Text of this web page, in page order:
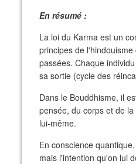
En résumé :
La loi du Karma est un
principes de
passées. Chaque
sa sortie (cycle des
Dans le Bouddhisme, il
pensée, du corps et de
lui-même.
En conscience
mais l'intention qu'on lui